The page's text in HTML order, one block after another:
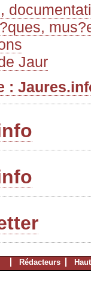
Jaur
:
Rédacteurs